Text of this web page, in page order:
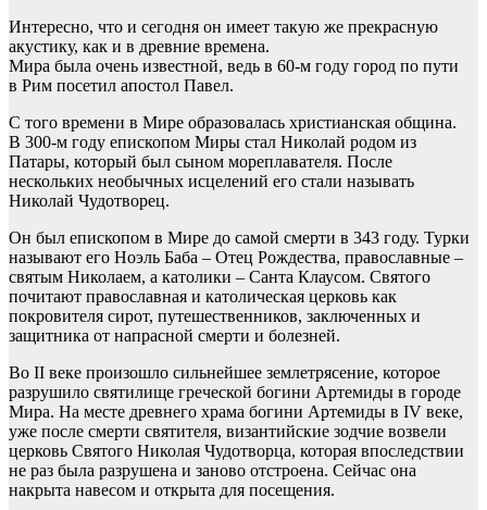
Интересно, что и сегодня он имеет такую же прекрасную
акустику, как и в древние времена.
Мира была очень известной, ведь в 60-м году город по пути
в Рим посетил апостол Павел.
С того времени в Мире образовалась христианская община.
В 300-м году епископом Миры стал Николай родом из
Патары, который был сыном мореплавателя. После
нескольких необычных исцелений его стали называть
Николай Чудотворец.
Он был епископом в Мире до самой смерти в 343 году. Турки
называют его Ноэль Баба – Отец Рождества, православные –
святым Николаем, а католики – Санта Клаусом. Святого
почитают православная и католическая церковь как
покровителя сирот, путешественников, заключенных и
защитника от напрасной смерти и болезней.
Во ІІ веке произошло сильнейшее землетрясение, которое
разрушило святилище греческой богини Артемиды в городе
Мира. На месте древнего храма богини Артемиды в IV веке,
уже после смерти святителя, византийские зодчие возвели
церковь Святого Николая Чудотворца, которая впоследствии
не раз была разрушена и заново отстроена. Сейчас она
накрыта навесом и открыта для посещения.